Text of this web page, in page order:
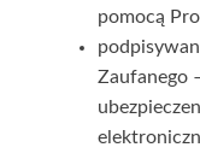
pomocą
Zaufanego